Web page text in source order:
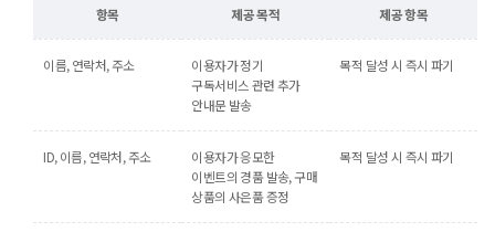
항목 제공 목적 제공 항목
이름, 연락처, 주소
이용자가 정기
구독서비스 관련 추가
안내문 발송
목적 달성 시 즉시 파기
ID, 이름, 연락처, 주소
이용자가 응모한
이벤트의 경품 발송, 구매
상품의 사은품 증정
목적 달성 시 즉시 파기